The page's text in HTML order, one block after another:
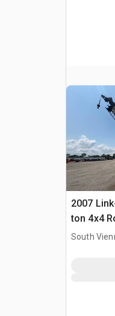
2007
ton 4x4
South